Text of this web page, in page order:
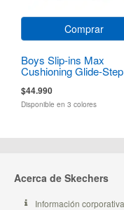
Comprar
Boys Slip-ins Max
Cushioning Glide-Step
$44.990
Disponible en 3 colores
Acerca de Skechers
Información corporativa